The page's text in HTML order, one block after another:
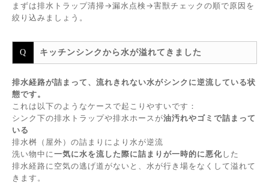
まずは排水トラップ清掃→漏水点検→害獣チェックの順で原因を
絞り込みましょう。
キッチンシンクから水が溢れてきました
排水経路が詰まって、流れきれない水がシンクに逆流している状
態です。
これは以下のようなケースで起こりやすいです：
シンク下の排水トラップや排水ホースが油汚れやゴミで詰まって
いる
排水桝（屋外）の詰まりにより水が逆流
洗い物中に一気に水を流した際に詰まりが一時的に悪化した
排水経路に空気の逃げ道がないと、水が行き場をなくして溢れて
きます。